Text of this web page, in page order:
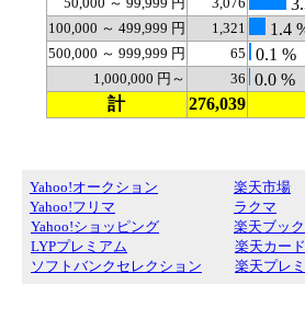
100,000 ～ 499,999 円 1,321 1.4
500,000 ～ 999,999 円 65 0.1 %
1,000,000 円～ 36 0.0 %
計
276,039
Yahoo!オークション
Yahoo!フリマ
Yahoo!ショッピング
LYPプレミアム
ソフトバンクセレクション
楽天市場
ラクマ
楽天ブッ
楽天カード
楽天プレ